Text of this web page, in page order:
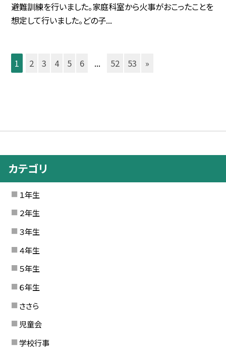
避難訓練を行いました。家庭科室から火事がおこったことを
想定して行いました。どの子...
1 2 3 4 5 6 ... 52 53 »
カテゴリ
１年生
２年生
３年生
４年生
５年生
６年生
ささら
児童会
学校行事